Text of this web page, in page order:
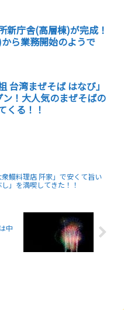
新庁舎(高層棟)が完成！
ら業務開始のようで
台湾まぜそば はなび」
！大人気のまぜそばの
くる！！
鰻料理店 阡家」で安くて旨い
し」を満喫してきた！！
中